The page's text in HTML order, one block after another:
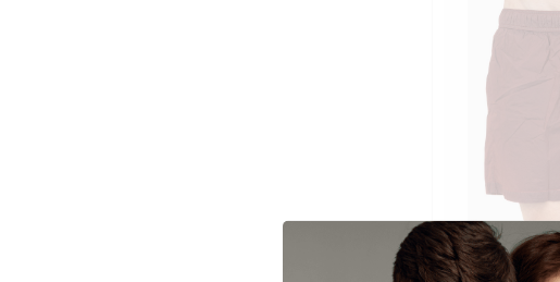
S